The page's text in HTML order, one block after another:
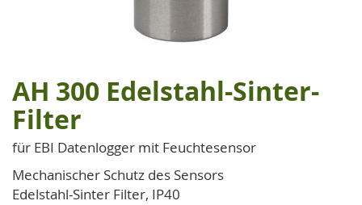
Zum
Anfang
der
Bildgalerie
AH 300 Edelstahl-Sinter-
Filter
für EBI Datenlogger mit Feuchtesensor
Mechanischer Schutz des Sensors
Edelstahl-Sinter Filter, IP40